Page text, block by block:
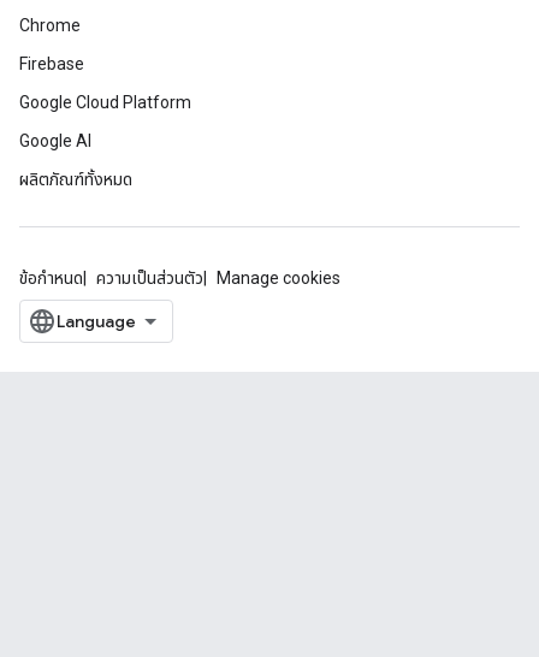
Chrome
Firebase
Google Cloud Platform
Google AI
ผลิตภัณฑ์ทั้งหมด
ข้อกำหนด ความเป็นส่วนตัว Manage cookies